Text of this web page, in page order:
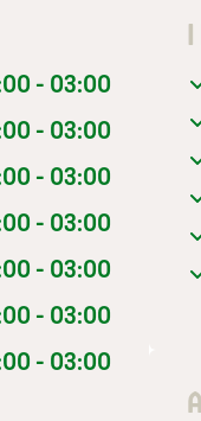
- 03:00
- 03:00
- 03:00
- 03:00
- 03:00
- 03:00
- 03:00